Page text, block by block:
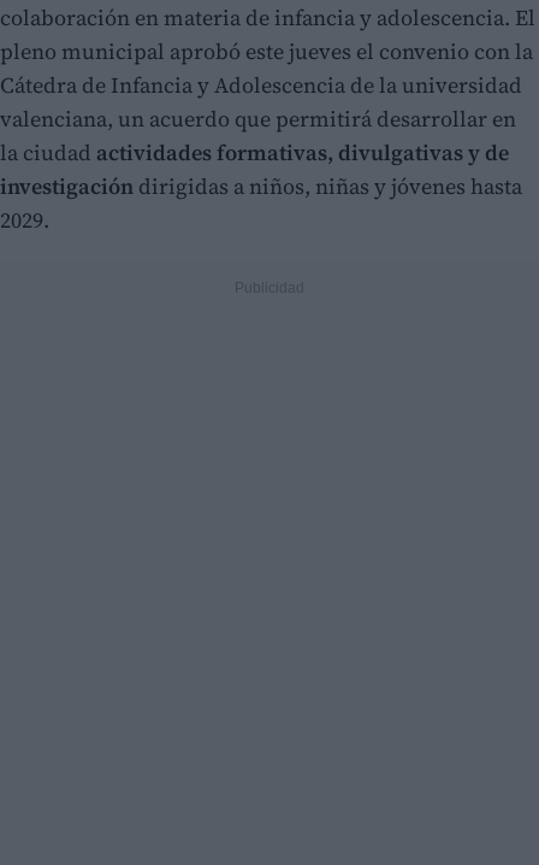
colaboración en materia de infancia y adolescencia. El
pleno municipal aprobó este jueves el convenio con la
Cátedra de Infancia y Adolescencia de la universidad
valenciana, un acuerdo que permitirá desarrollar en
la ciudad actividades formativas, divulgativas y de
investigación dirigidas a niños, niñas y jóvenes hasta
2029.